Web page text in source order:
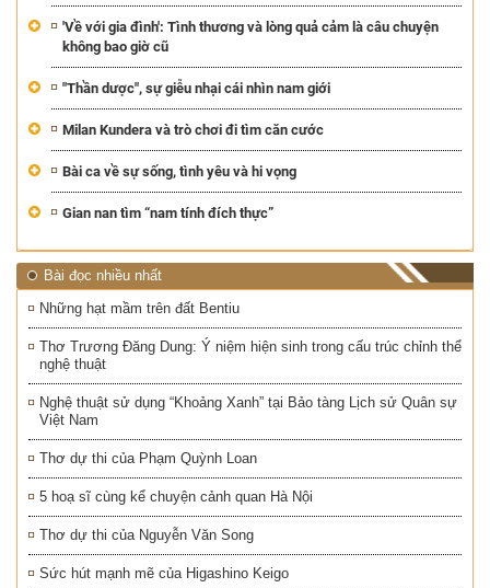
'Về với gia đình': Tình thương và lòng quả cảm là câu chuyện
không bao giờ cũ
"Thần dược", sự giễu nhại cái nhìn nam giới
Milan Kundera và trò chơi đi tìm căn cước
Bài ca về sự sống, tình yêu và hi vọng
Gian nan tìm “nam tính đích thực”
Bài đọc nhiều nhất
Những hạt mầm trên đất Bentiu
Thơ Trương Đăng Dung: Ý niệm hiện sinh trong cấu trúc chỉnh thể
nghệ thuật
Nghệ thuật sử dụng “Khoảng Xanh” tại Bảo tàng Lịch sử Quân sự
Việt Nam
Thơ dự thi của Phạm Quỳnh Loan
5 hoạ sĩ cùng kể chuyện cảnh quan Hà Nội
Thơ dự thi của Nguyễn Văn Song
Sức hút mạnh mẽ của Higashino Keigo